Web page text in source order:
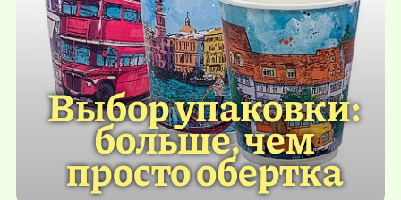
Выбор упаковки:
больше, чем
просто обертка